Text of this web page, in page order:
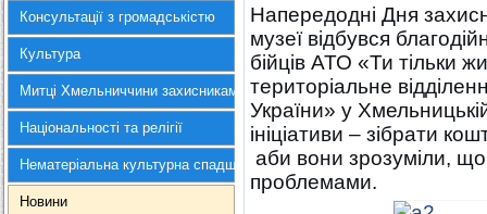
Консультації з громадськістю
Культура
Митці Хмельниччини захисникам України
Національності та релігії
Нематеріальна культурна спадщина
Новини
Напередодні Дня
музеї відбувся
бійців АТО «Ти тільки
територіальне
України» у
ініціативи – зібрати
аби вони зрозуміли,
проблемами.